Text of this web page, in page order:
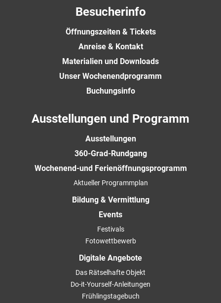
Besucherinfo
Öffnungszeiten & Tickets
Anreise & Kontakt
Materialien und Downloads
Unser Wochenendprogramm
Buchungsinfo
Ausstellungen und Programm
Ausstellungen
360-Grad-Rundgang
Wochenend-und Ferienöffnungsprogramm
Aktueller Programmplan
Bildung & Vermittlung
Events
Festivals
Fotowettbewerb
Digitale Angebote
Das Rätselhafte Objekt
Do-it-Yourself-Anleitungen
Frühlingstagebuch